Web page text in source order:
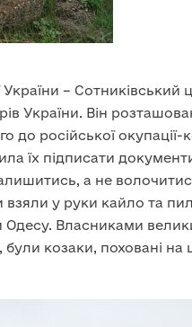
– Сотниківський
України. Він
російської окупації-
їх підписати
а не
у руки кайло та
Одесу. Власниками
були козаки, поховані